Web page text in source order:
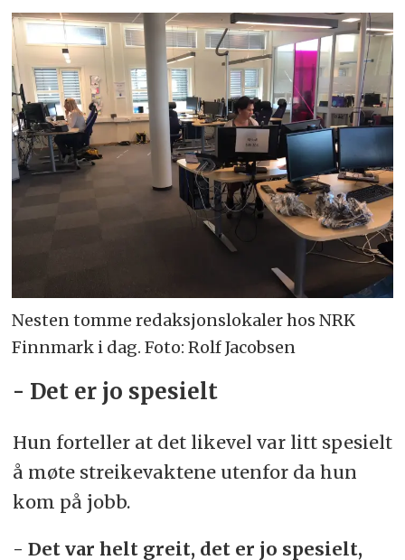
Nesten tomme redaksjonslokaler hos NRK
Finnmark i dag. Foto: Rolf Jacobsen
- Det er jo spesielt
Hun forteller at det likevel var litt spesielt
å møte streikevaktene utenfor da hun
kom på jobb.
- Det var helt greit, det er jo spesielt,